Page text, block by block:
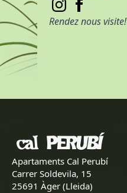
Rendez nous visite!
Apartaments Cal Perubí
Carrer Soldevila, 15
25691 Àger (Lleida)